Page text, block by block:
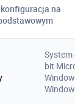
Więcej
na
System
bit